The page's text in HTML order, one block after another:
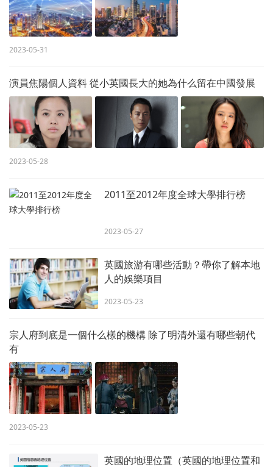
2023-05-31
演員焦陽個人資料 從小英國長大的她為什么留在中國發展
2023-05-28
2011至2012年度全球大學排行榜
2023-05-27
英國旅游有哪些活動？帶你了解本地
人的娛樂項目
2023-05-23
宗人府到底是一個什么樣的機構 除了明清外還有哪些朝代
有
2023-05-23
英國的地理位置（英國的地理位置和